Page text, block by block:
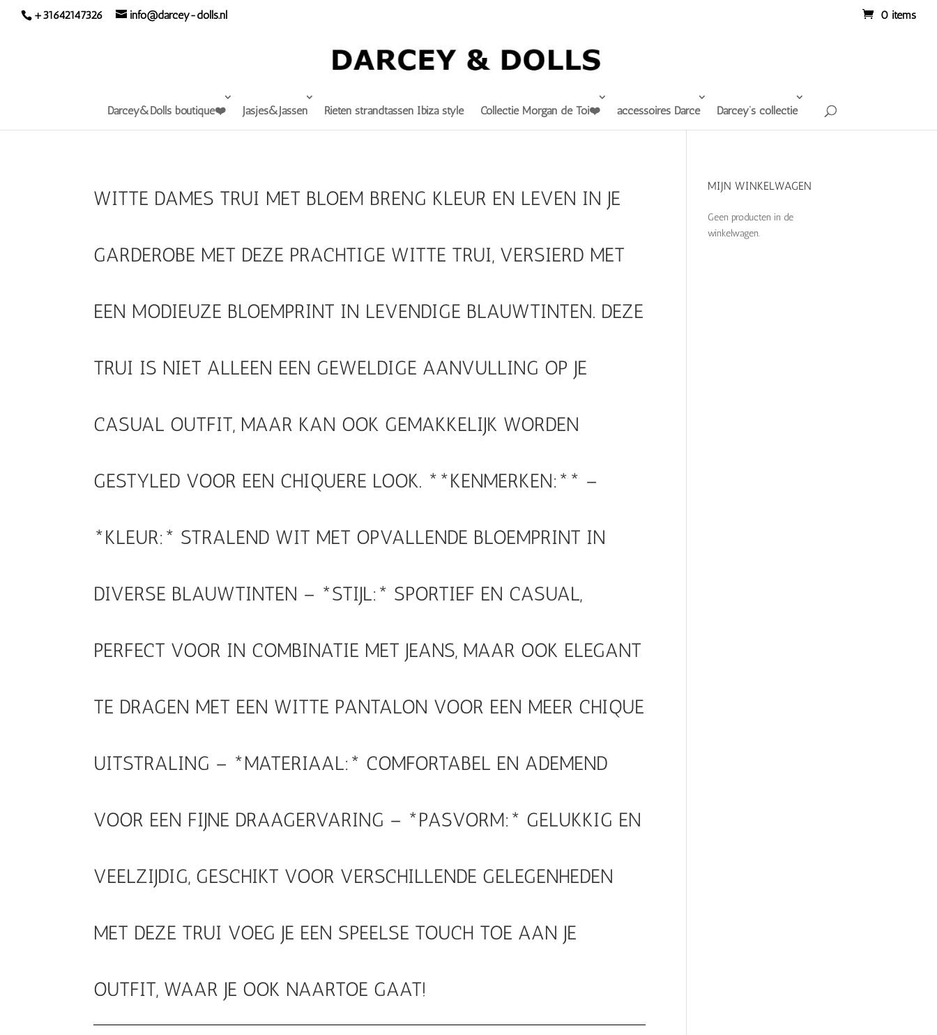
+31642147326 info@darcey-dolls.nl 0 items
Darcey&Dolls boutique❤️ Jasjes&Jassen Rieten strandtassen Ibiza style Collectie Morgan de Toi❤️ accessoires Darce Darcey’s collectie
WITTE DAMES TRUI MET BLOEM BRENG KLEUR EN LEVEN IN JE
GARDEROBE MET DEZE PRACHTIGE WITTE TRUI, VERSIERD MET
EEN MODIEUZE BLOEMPRINT IN LEVENDIGE BLAUWTINTEN. DEZE
TRUI IS NIET ALLEEN EEN GEWELDIGE AANVULLING OP JE
CASUAL OUTFIT, MAAR KAN OOK GEMAKKELIJK WORDEN
GESTYLED VOOR EEN CHIQUERE LOOK. **KENMERKEN:** –
*KLEUR:* STRALEND WIT MET OPVALLENDE BLOEMPRINT IN
DIVERSE BLAUWTINTEN – *STIJL:* SPORTIEF EN CASUAL,
PERFECT VOOR IN COMBINATIE MET JEANS, MAAR OOK ELEGANT
TE DRAGEN MET EEN WITTE PANTALON VOOR EEN MEER CHIQUE
UITSTRALING – *MATERIAAL:* COMFORTABEL EN ADEMEND
VOOR EEN FIJNE DRAAGERVARING – *PASVORM:* GELUKKIG EN
VEELZIJDIG, GESCHIKT VOOR VERSCHILLENDE GELEGENHEDEN
MET DEZE TRUI VOEG JE EEN SPEELSE TOUCH TOE AAN JE
OUTFIT, WAAR JE OOK NAARTOE GAAT!
MIJN WINKELWAGEN
Geen producten in de
winkelwagen.